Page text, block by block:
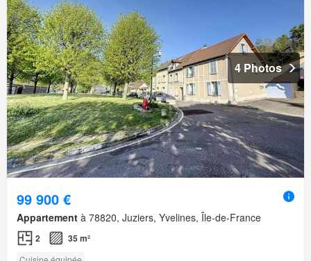
4 Photos
99 900 €
Appartement à 78820, Juziers, Yvelines, Île-de-France
2 35 m²